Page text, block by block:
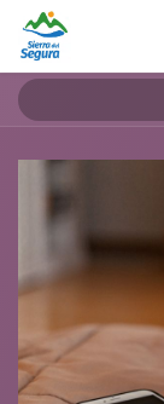
Ir al contenido